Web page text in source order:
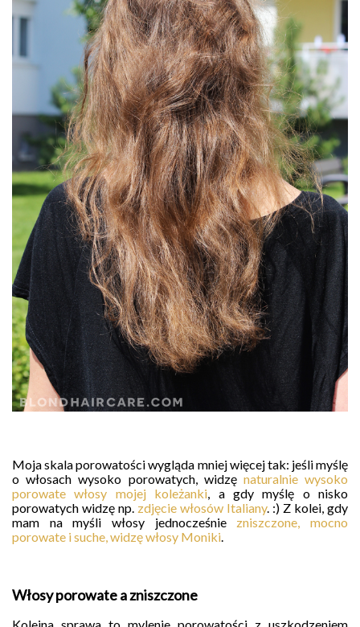
Moja skala porowatości wygląda mniej więcej tak: jeśli myślę
o włosach wysoko porowatych, widzę naturalnie wysoko
porowate włosy mojej koleżanki, a gdy myślę o nisko
porowatych widzę np. zdjęcie włosów Italiany. :) Z kolei, gdy
mam na myśli włosy jednocześnie zniszczone, mocno
porowate i suche, widzę włosy Moniki.
Włosy porowate a zniszczone